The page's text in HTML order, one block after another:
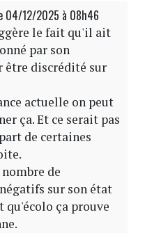
04/12/2025 à 08h46
le fait qu'il ait
par son
être discrédité sur
actuelle on peut
ça. Et ce serait pas
de certaines
de
sur son état
qu'écolo ça prouve